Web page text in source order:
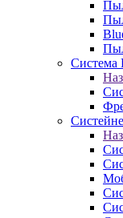
Система